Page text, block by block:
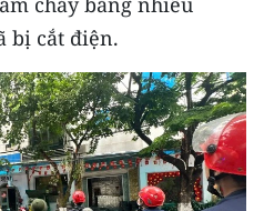
bị cắt điện.